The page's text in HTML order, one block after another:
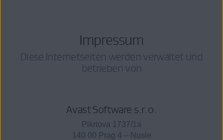
Impressum
Diese Internetseiten werden verwaltet und
betrieben von
Avast Software s.r.o.
Pikrtova 1737/1a
140 00 Prag 4 – Nusle